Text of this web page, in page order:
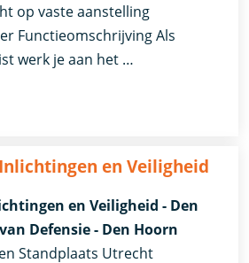
op vaste aanstelling​
Functieomschrijving Als
werk je aan het …
en Veiligheid
en Veiligheid - Den
Defensie - Den Hoorn
Standplaats Utrecht